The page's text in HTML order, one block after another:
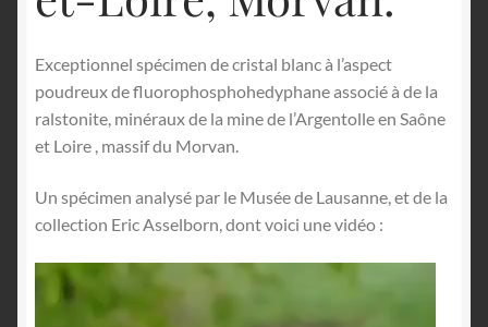
Exceptionnel spécimen de cristal blanc à l’aspect
poudreux de fluorophosphohedyphane associé à de la
ralstonite, minéraux de la mine de l’Argentolle en Saône
et Loire , massif du Morvan.
Un spécimen analysé par le Musée de Lausanne, et de la
collection Eric Asselborn, dont voici une vidéo :
Lecteur
vidéo